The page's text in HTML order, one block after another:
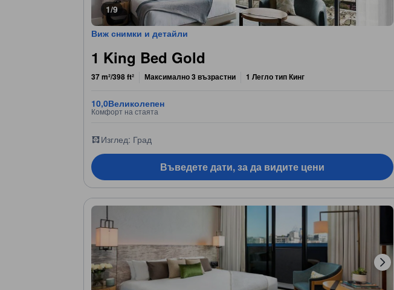
1/9
Виж снимки и детайли
1 King Bed Gold
37 m²/398 ft² Максимално 3 възрастни 1 Легло тип Кинг
10,0Великолепен
Комфорт на стаята
Изглед: Град
Въведете дати, за да видите цени